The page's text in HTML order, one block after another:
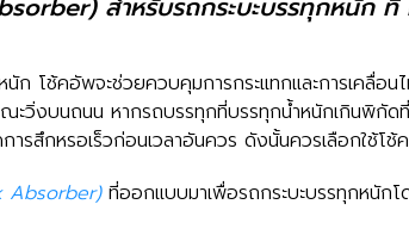
ก โช้คอัพจะช่วยควบคุมการกระแทกและการเคลื่อ
ณะวิ่งบนถนน หากรถบรรทุกที่บรรทุกน้ำหนักเกินพิกั
ารสึกหรอเร็วก่อนเวลาอันควร ดังนั้นควรเลือกใช้โ
Absorber)ที่ออกแบบมาเพื่อรถกระบะบรรทุกหนัก